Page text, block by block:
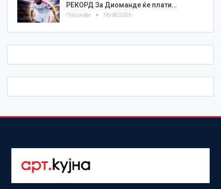
РЕКОРД За Диоманде ќе плати…
Плусинфо 06/08/2026